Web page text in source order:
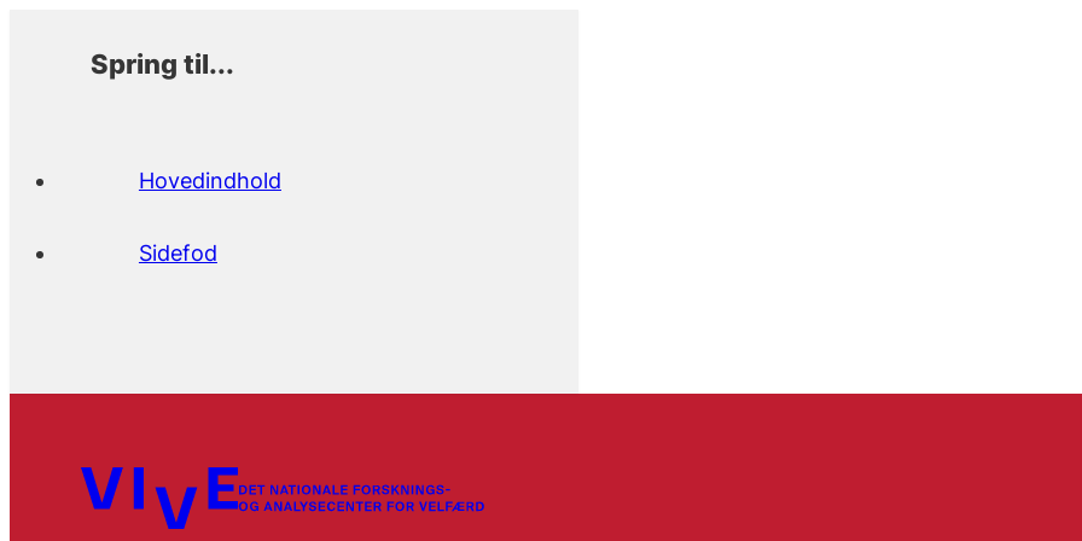
Spring til...
Hovedindhold
Sidefod